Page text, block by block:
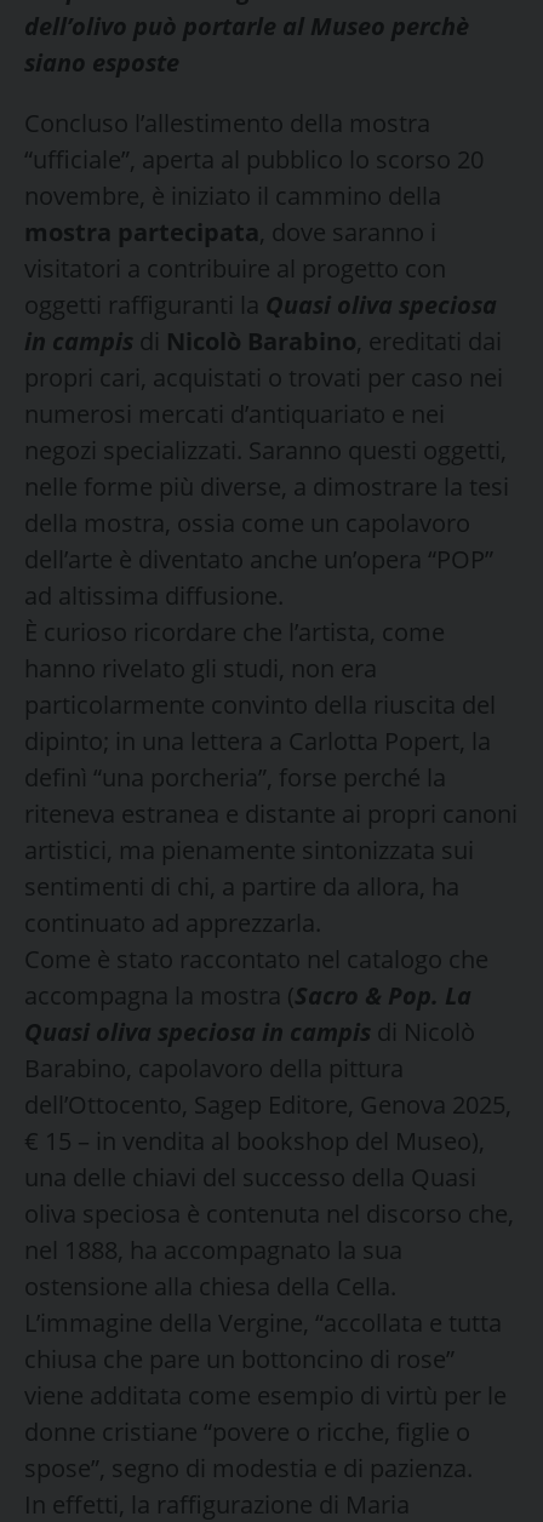
dell’olivo può portarle al Museo perchè
siano esposte
Concluso l’allestimento della mostra
“ufficiale”, aperta al pubblico lo scorso 20
novembre, è iniziato il cammino della
mostra partecipata, dove saranno i
visitatori a contribuire al progetto con
oggetti raffiguranti la Quasi oliva speciosa
in campis di Nicolò Barabino, ereditati dai
propri cari, acquistati o trovati per caso nei
numerosi mercati d’antiquariato e nei
negozi specializzati. Saranno questi oggetti,
nelle forme più diverse, a dimostrare la tesi
della mostra, ossia come un capolavoro
dell’arte è diventato anche un’opera “POP”
ad altissima diffusione.
È curioso ricordare che l’artista, come
hanno rivelato gli studi, non era
particolarmente convinto della riuscita del
dipinto; in una lettera a Carlotta Popert, la
definì “una porcheria”, forse perché la
riteneva estranea e distante ai propri canoni
artistici, ma pienamente sintonizzata sui
sentimenti di chi, a partire da allora, ha
continuato ad apprezzarla.
Come è stato raccontato nel catalogo che
accompagna la mostra (Sacro & Pop. La
Quasi oliva speciosa in campis di Nicolò
Barabino, capolavoro della pittura
dell’Ottocento, Sagep Editore, Genova 2025,
€ 15 – in vendita al bookshop del Museo),
una delle chiavi del successo della Quasi
oliva speciosa è contenuta nel discorso che,
nel 1888, ha accompagnato la sua
ostensione alla chiesa della Cella.
L’immagine della Vergine, “accollata e tutta
chiusa che pare un bottoncino di rose”
viene additata come esempio di virtù per le
donne cristiane “povere o ricche, figlie o
spose”, segno di modestia e di pazienza.
In effetti, la raffigurazione di Maria